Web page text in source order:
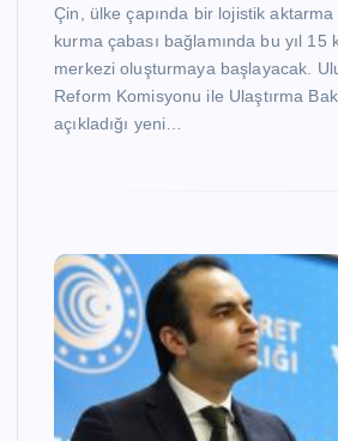
Çin, ülke çapında bir lojistik aktarma
kurma çabası bağlamında bu yıl
merkezi oluşturmaya başlayacak.
Reform Komisyonu ile Ulaştırma
açıkladığı yeni…